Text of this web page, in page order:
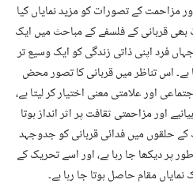
مزاحمت کے تصورات کو مزید نمایاں کیا
قربانی کے فلسفے کے مباحث میں ایک
فرد اپنی ذاتی زندگی کو ایک وسیع تر
اس تناظر میں قربانی کا تصور محض
اور علامتی معنی اختیار کر لیتا ہے،
اور مزاحمتی ثقافت پر اثر انداز ہوتا
حلقوں میں فدائی قربانی کو جدوجہد
پر دیکھا جا رہا ہے، اور اسے تحریک کے
مقام حاصل ہوتا جا رہا ہے۔